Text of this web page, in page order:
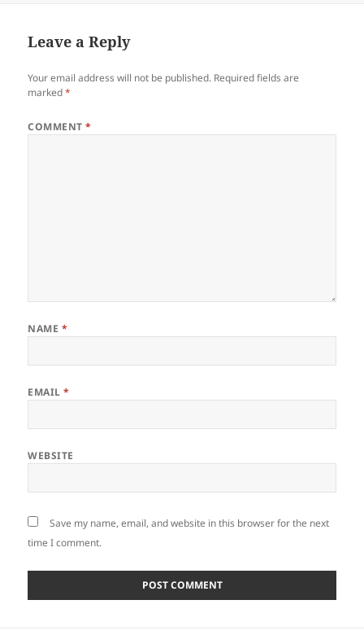
Leave a Reply
Your email address will not be published. Required fields are
marked*
COMMENT*
NAME *
EMAIL*
WEBSITE
Save my name, email, and website in this browser for the next
time I comment.